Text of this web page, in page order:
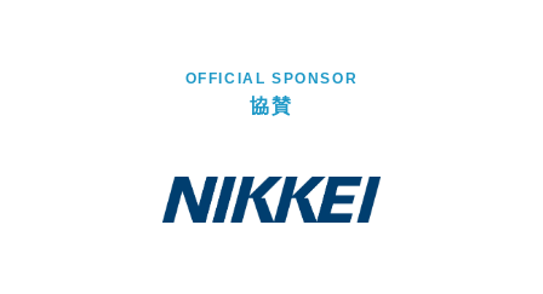
OFFICIAL SPONSOR
協賛